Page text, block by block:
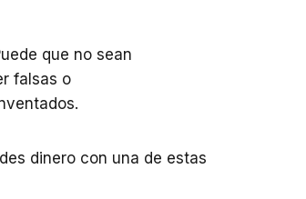
que no sean
falsas o
dinero con una de estas